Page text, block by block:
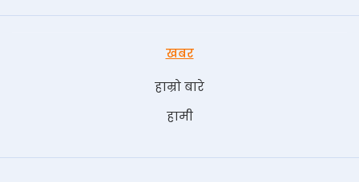
खबर
हाम्रो बारे
हामी